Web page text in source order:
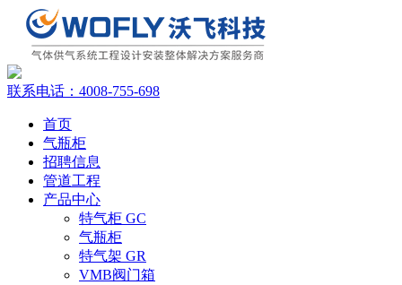
联系电话： 4008-755-698
首页
气瓶柜
招聘信息
管道工程
产品中心
特气柜 GC
气瓶柜
特气架 GR
VMB阀门箱